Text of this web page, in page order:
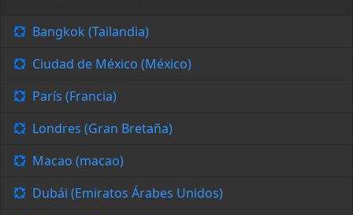
Bangkok (Tailandia)
Ciudad de México (México)
París (Francia)
Londres (Gran Bretaña)
Macao (macao)
Dubái (Emiratos Árabes Unidos)